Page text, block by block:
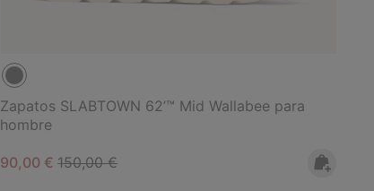
Zapatos SLABTOWN 62’™ Mid Wallabee para
hombre
Sale price:
90,00 €Regular price:
150,00 €